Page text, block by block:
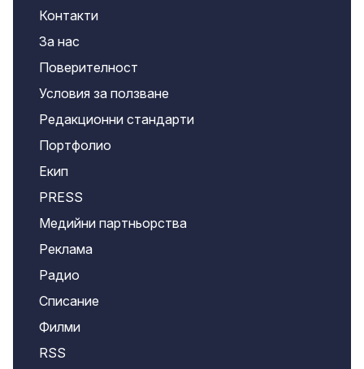
Контакти
За нас
Поверителност
Условия за ползване
Редакционни стандарти
Портфолио
Екип
PRESS
Медийни партньорства
Реклама
Радио
Списание
Филми
RSS